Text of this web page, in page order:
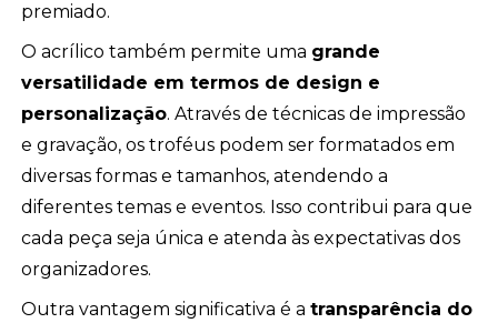
premiado.
O acrílico também permite uma grande
versatilidade em termos de design e
personalização. Através de técnicas de impressão
e gravação, os troféus podem ser formatados em
diversas formas e tamanhos, atendendo a
diferentes temas e eventos. Isso contribui para que
cada peça seja única e atenda às expectativas dos
organizadores.
Outra vantagem significativa é atransparência do